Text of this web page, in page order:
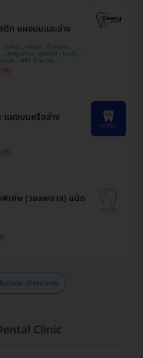
ก แผงบนและล่าง
BTS หมอชิต , MRT สวนจตุจักร , MRT บางแค , MRT ห้วยขวาง
แผงบนหรือล่าง
เศษ (วอลพลาส) ชนิด
นปลอม (Denture)
Clinic